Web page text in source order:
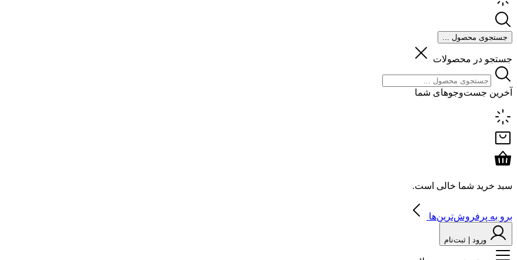
جستجوی محصول ...
جستجو در محصولات
آخرین جست‌وجوهای شما
سبد خرید شما خالی است.
برو به پرفروش‌ترین‌ها
ورود | ثبت‌نام